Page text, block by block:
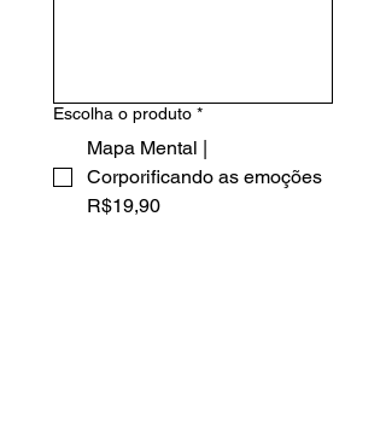
Escolha o produto *
Mapa Mental |
Corporificando as emoções
R$19,90